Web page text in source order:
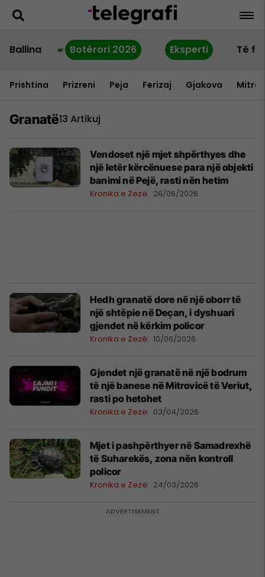
Ballina Botërori 2026 Eksperti Të
Prishtina Prizreni Peja Ferizaj Gjakova
Granatë13 Artikuj
Vendoset një mjet shpërthyes dhe
një letër kërcënuese para një objekti
banimi në Pejë, rasti nën hetim
Kronika e Zezë 26/06/2026
Hedh granatë dore në një oborr të
një shtëpie në Deçan, i dyshuari
gjendet në kërkim policor
Kronika e Zezë 10/06/2026
Gjendet një granatë në një bodrum
të një banese në Mitrovicë të Veriut,
rasti po hetohet
Kronika e Zezë 03/04/2026
Mjet i pashpërthyer në Samadrexhë
të Suharekës, zona nën kontroll
policor
Kronika e Zezë 24/03/2026